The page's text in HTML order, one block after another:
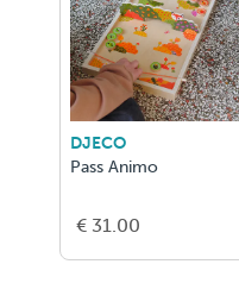
DJECO
Pass Animo
€ 31.00